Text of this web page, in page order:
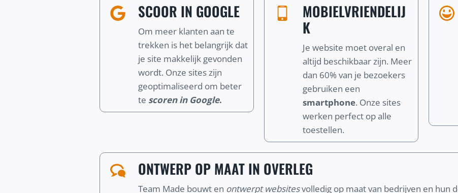
SCOOR IN GOOGLE
Om meer klanten aan te
trekken is het belangrijk dat
je site makkelijk gevonden
wordt. Onze sites zijn
geoptimaliseerd om beter
te scoren in Google.
MOBIELVRIENDELIJ
K
Je website moet overal en
altijd beschikbaar zijn. Meer
dan 60% van je bezoekers
gebruiken een
smartphone. Onze sites
werken perfect op alle
toestellen.
ONTWERP OP MAAT IN OVERLEG
Team Made bouwt en ontwerpt websitesvolledig op maat van bedrijven en hun